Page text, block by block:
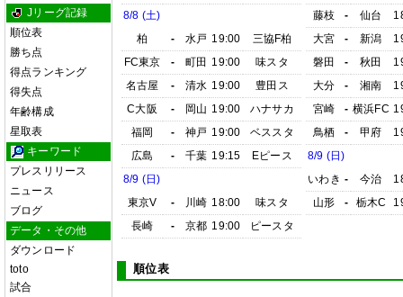
Jリーグ記録
順位表
勝ち点
得点ランキング
得失点
年齢構成
星取表
キーワード
プレスリリース
ニュース
ブログ
データ・その他
ダウンロード
toto
試合
8/8 (土)
柏
- 水戸 19:00
三協F柏
FC東京
- 町田 19:00
味スタ
名古屋
- 清水 19:00
豊田ス
C大阪
- 岡山 19:00
ハナサカ
福岡
- 神戸 19:00
ベススタ
広島
- 千葉 19:15
Eピース
8/9 (日)
東京V
- 川崎 18:00
味スタ
長崎
- 京都 19:00 ピースタ
藤枝
- 仙台
大宮
- 新潟
磐田
- 秋田
大分
- 湘南
宮崎
- 横浜FC
鳥栖
- 甲府
8/9 (日)
いわき - 今治
山形
- 栃木C
順位表